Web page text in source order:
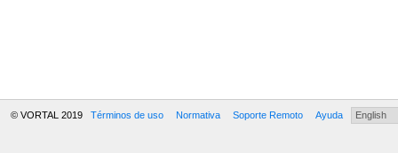
© VORTAL 2019 Términos de uso Normativa Soporte Remoto Ayuda